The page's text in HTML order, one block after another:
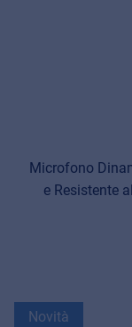
Microfono
e Resistente
Novità